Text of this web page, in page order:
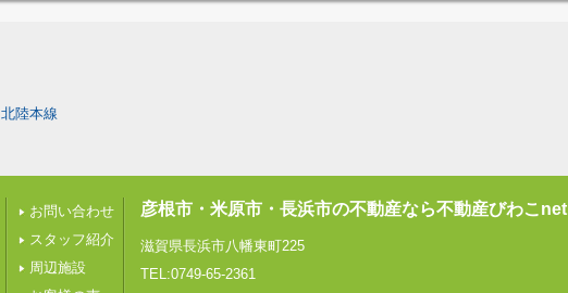
北陸本線
お問い合わせ
スタッフ紹介
周辺施設
彦根市・米原市・長浜市の不動産なら不動産びわこnet
滋賀県長浜市八幡東町225
TEL:0749-65-2361